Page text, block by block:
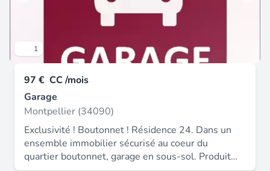
1
97 € CC /mois
Garage
Montpellier (34090)
Exclusivité ! Boutonnet ! Résidence 24. Dans un
ensemble immobilier sécurisé au coeur du
quartier boutonnet, garage en sous-sol. Produit